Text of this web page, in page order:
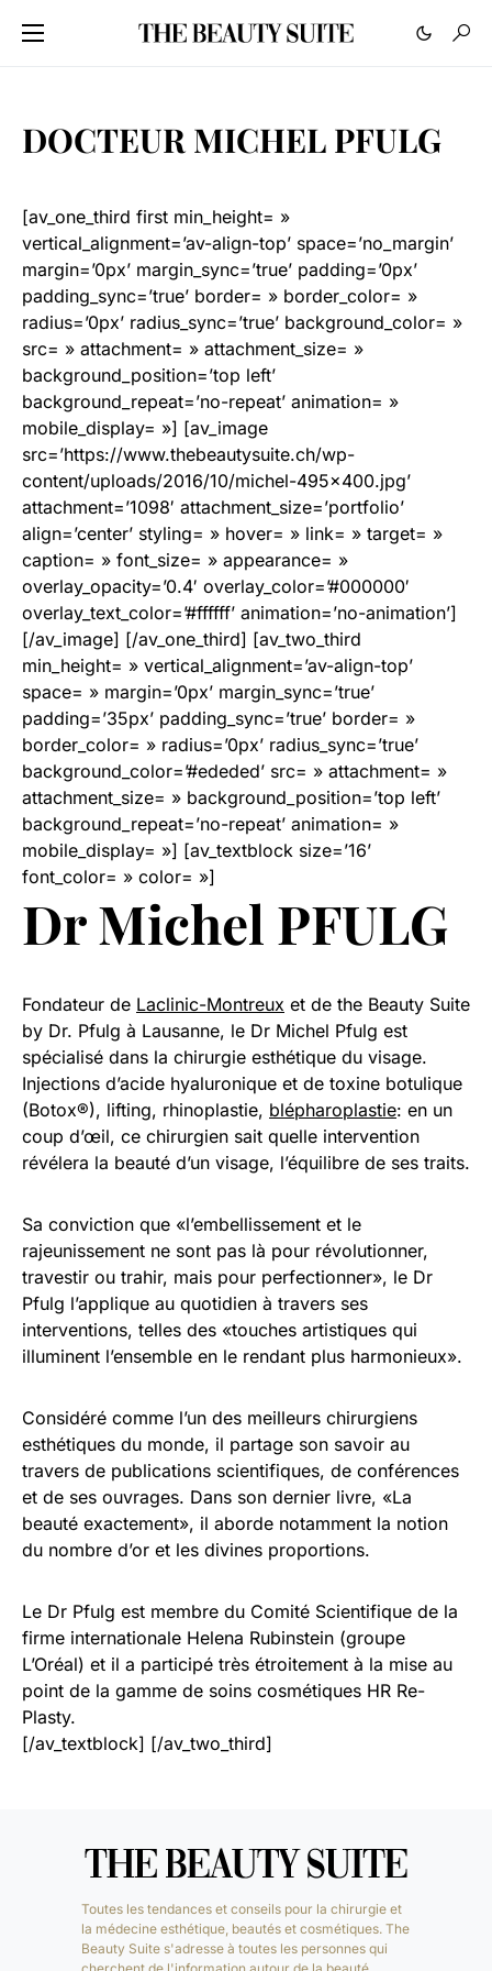
DOCTEUR MICHEL PFULG
[av_one_third first min_height= »
vertical_alignment=’av-align-top’ space=’no_margin’
margin=’0px’ margin_sync=’true’ padding=’0px’
padding_sync=’true’ border= » border_color= »
radius=’0px’ radius_sync=’true’ background_color= »
src= » attachment= » attachment_size= »
background_position=’top left’
background_repeat=’no-repeat’ animation= »
mobile_display= »] [av_image
src=’https://www.thebeautysuite.ch/wp-
content/uploads/2016/10/michel-495×400.jpg’
attachment=’1098′ attachment_size=’portfolio’
align=’center’ styling= » hover= » link= » target= »
caption= » font_size= » appearance= »
overlay_opacity=’0.4′ overlay_color=’#000000′
overlay_text_color=’#ffffff’ animation=’no-animation’]
[/av_image] [/av_one_third] [av_two_third
min_height= » vertical_alignment=’av-align-top’
space= » margin=’0px’ margin_sync=’true’
padding=’35px’ padding_sync=’true’ border= »
border_color= » radius=’0px’ radius_sync=’true’
background_color=’#ededed’ src= » attachment= »
attachment_size= » background_position=’top left’
background_repeat=’no-repeat’ animation= »
mobile_display= »] [av_textblock size=’16’
font_color= » color= »]
Dr Michel PFULG
Fondateur de Laclinic-Montreux et de the Beauty Suite
by Dr. Pfulg à Lausanne, le Dr Michel Pfulg est
spécialisé dans la chirurgie esthétique du visage.
Injections d’acide hyaluronique et de toxine botulique
(Botox®), lifting, rhinoplastie, blépharoplastie: en un
coup d’œil, ce chirurgien sait quelle intervention
révélera la beauté d’un visage, l’équilibre de ses traits.
Sa conviction que «l’embellissement et le
rajeunissement ne sont pas là pour révolutionner,
travestir ou trahir, mais pour perfectionner», le Dr
Pfulg l’applique au quotidien à travers ses
interventions, telles des «touches artistiques qui
illuminent l’ensemble en le rendant plus harmonieux».
Considéré comme l’un des meilleurs chirurgiens
esthétiques du monde, il partage son savoir au
travers de publications scientifiques, de conférences
et de ses ouvrages. Dans son dernier livre, «La
beauté exactement», il aborde notamment la notion
du nombre d’or et les divines proportions.
Le Dr Pfulg est membre du Comité Scientifique de la
firme internationale Helena Rubinstein (groupe
L’Oréal) et il a participé très étroitement à la mise au
point de la gamme de soins cosmétiques HR Re-
Plasty.
[/av_textblock] [/av_two_third]
Toutes les tendances et conseils pour la chirurgie et
la médecine esthétique, beautés et cosmétiques. The
Beauty Suite s'adresse à toutes les personnes qui